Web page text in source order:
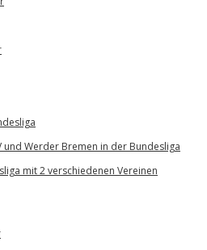
und Werder Bremen in der Bundesliga
mit 2 verschiedenen Vereinen